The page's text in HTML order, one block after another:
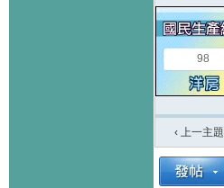
98
‹ 上一主題